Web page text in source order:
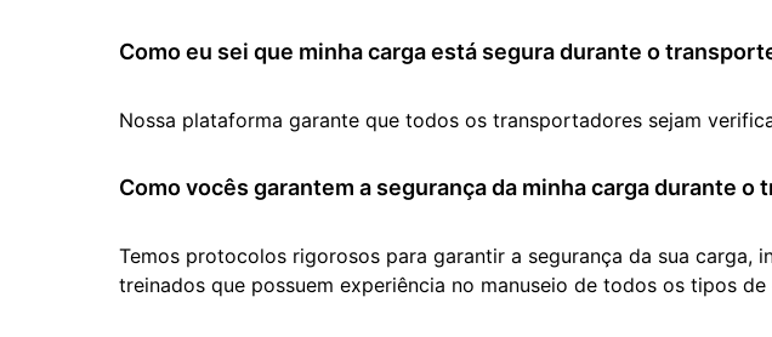
Como eu sei que minha carga está segura durante o
Nossa plataforma garante que todos os transportadores sejam
Como vocês garantem a segurança da minha carga durante o
Temos protocolos rigorosos para garantir a segurança da sua
treinados que possuem experiência no manuseio de todos os tipos de